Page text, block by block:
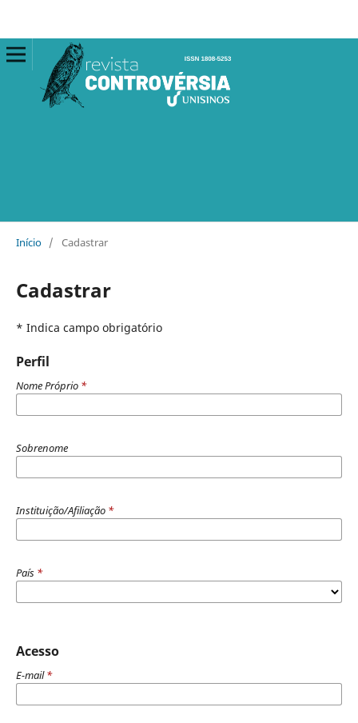
Início / Cadastrar
Cadastrar
* Indica campo obrigatório
Perfil
Nome Próprio *
Sobrenome
Instituição/Afiliação *
País *
Acesso
E-mail*